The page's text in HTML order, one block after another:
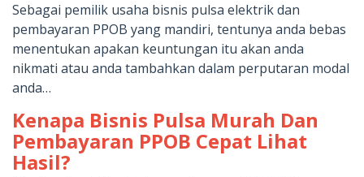
Sebagai pemilik usaha bisnis pulsa elektrik dan
pembayaran PPOB yang mandiri, tentunya anda bebas
menentukan apakan keuntungan itu akan anda
nikmati atau anda tambahkan dalam perputaran modal
anda…
Kenapa Bisnis Pulsa Murah Dan
Pembayaran PPOB Cepat Lihat
Hasil?